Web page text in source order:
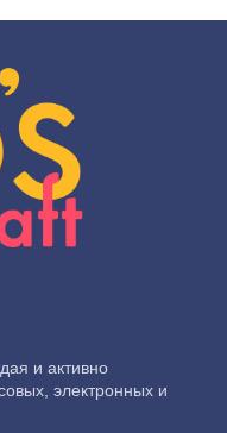
и активно
электронных и